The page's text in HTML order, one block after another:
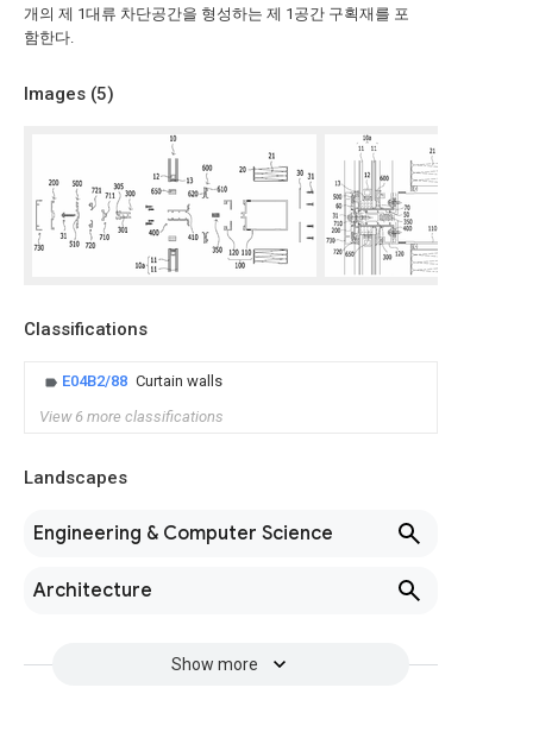
개의 제 1대류 차단공간을 형성하는 제 1공간 구획재를 포
함한다.
Images (5)
Classifications
E04B2/88 Curtain walls
View 6 more classifications
Landscapes
Engineering & Computer Science
Architecture
Show more